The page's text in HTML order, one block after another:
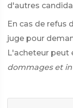
d'autres
En cas de refus
juge pour
L'acheteur peut
dommages et